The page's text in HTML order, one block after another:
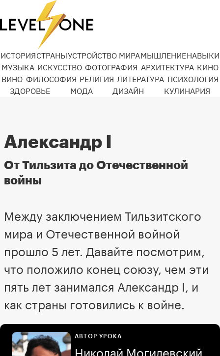
ИСТОРИЯСТРАНЫУСТРОЙСТВО МИРАМЫШЛЕНИЕНАВЫКИ
МУЗЫКА ИСКУССТВО ФОТОГРАФИЯ АРХИТЕКТУРА КИНО
ВИНО ФИЛОСОФИЯ РЕЛИГИЯ ЛИТЕРАТУРА ПСИХОЛОГИЯ
ЗДОРОВЬЕ
МОДА ДИЗАЙН КУЛИНАРИЯ
Александр I
От Тильзита до Отечественной
войны
Между заключением Тильзитского
мира и Отечественной войной
прошло 5 лет. Давайте посмотрим,
что положило конец союзу, чем эти
пять лет занимался Александр I, и
как страны готовились к войне.
АВТОР УРОКА
Николай Могилевский